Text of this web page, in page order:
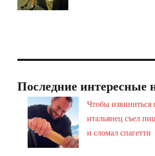
Последние интересные
Чтобы извиниться
итальянец съел
и сломал спагетти